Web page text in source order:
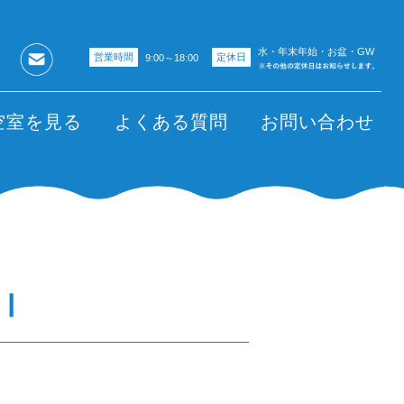
営業時間 9:00～18:00 定休日 水・年末年始・お盆・GW
室を見る よくある質問 お問い合わせ